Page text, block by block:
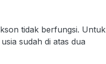
tidak berfungsi. Untuk
sudah di atas dua